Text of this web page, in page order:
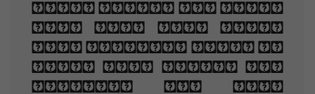
love false or true,
But one man loved
the pilgrim soul in
you, And loved the
sorrows of your